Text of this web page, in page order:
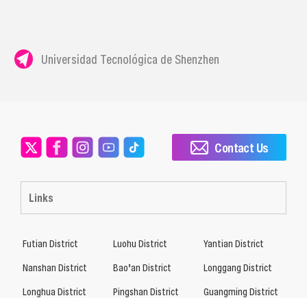
Universidad Tecnológica de Shenzhen
Links
Contact Us
Futian District Luohu District
Yantian District
Nanshan District
Bao’an District
Longgang District
Longhua District
Pingshan District Guangming District